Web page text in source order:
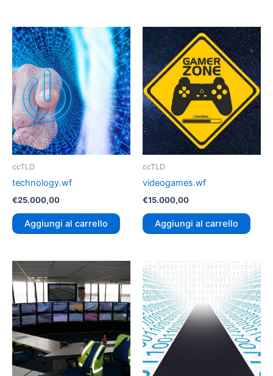
ccTLD
technology.wf
€25.000,00
Aggiungi al carrello
ccTLD
videogames.wf
€15.000,00
Aggiungi al carrello